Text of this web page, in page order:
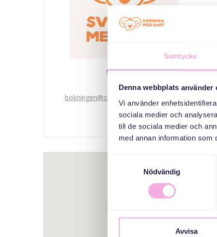
Samtycke
Denna webbplats använder
Vi använder
sociala medier och
till de sociala medier och
med annan information som
Nödvändig
Avvisa
Svenska med baby
Email
bokningen@svenskamedbaby.se